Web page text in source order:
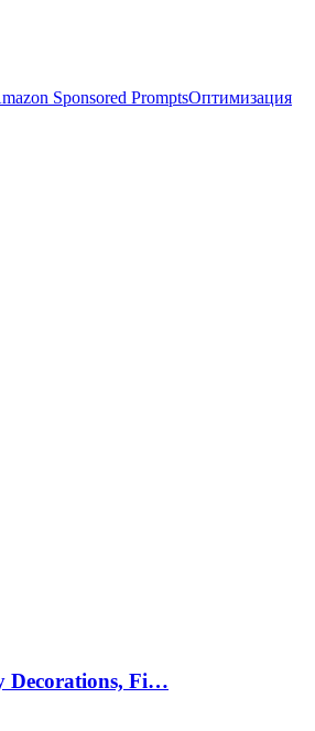
Sponsored PromptsОптимизация
Decorations, Fi…